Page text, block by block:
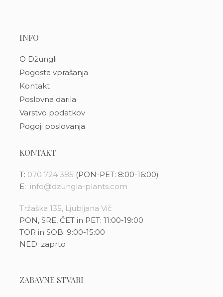
INFO
O Džungli
Pogosta vprašanja
Kontakt
Poslovna darila
Varstvo podatkov
Pogoji poslovanja
KONTAKT
T: 070 724 385 (PON-PET: 8:00-16:00)
E: info@dzungla-plants.com
Tržaška 135, Ljubljana Vič
PON, SRE, ČET in PET: 11:00-19:00
TOR in SOB: 9:00-15:00
NED: zaprto
ZABAVNE STVARI